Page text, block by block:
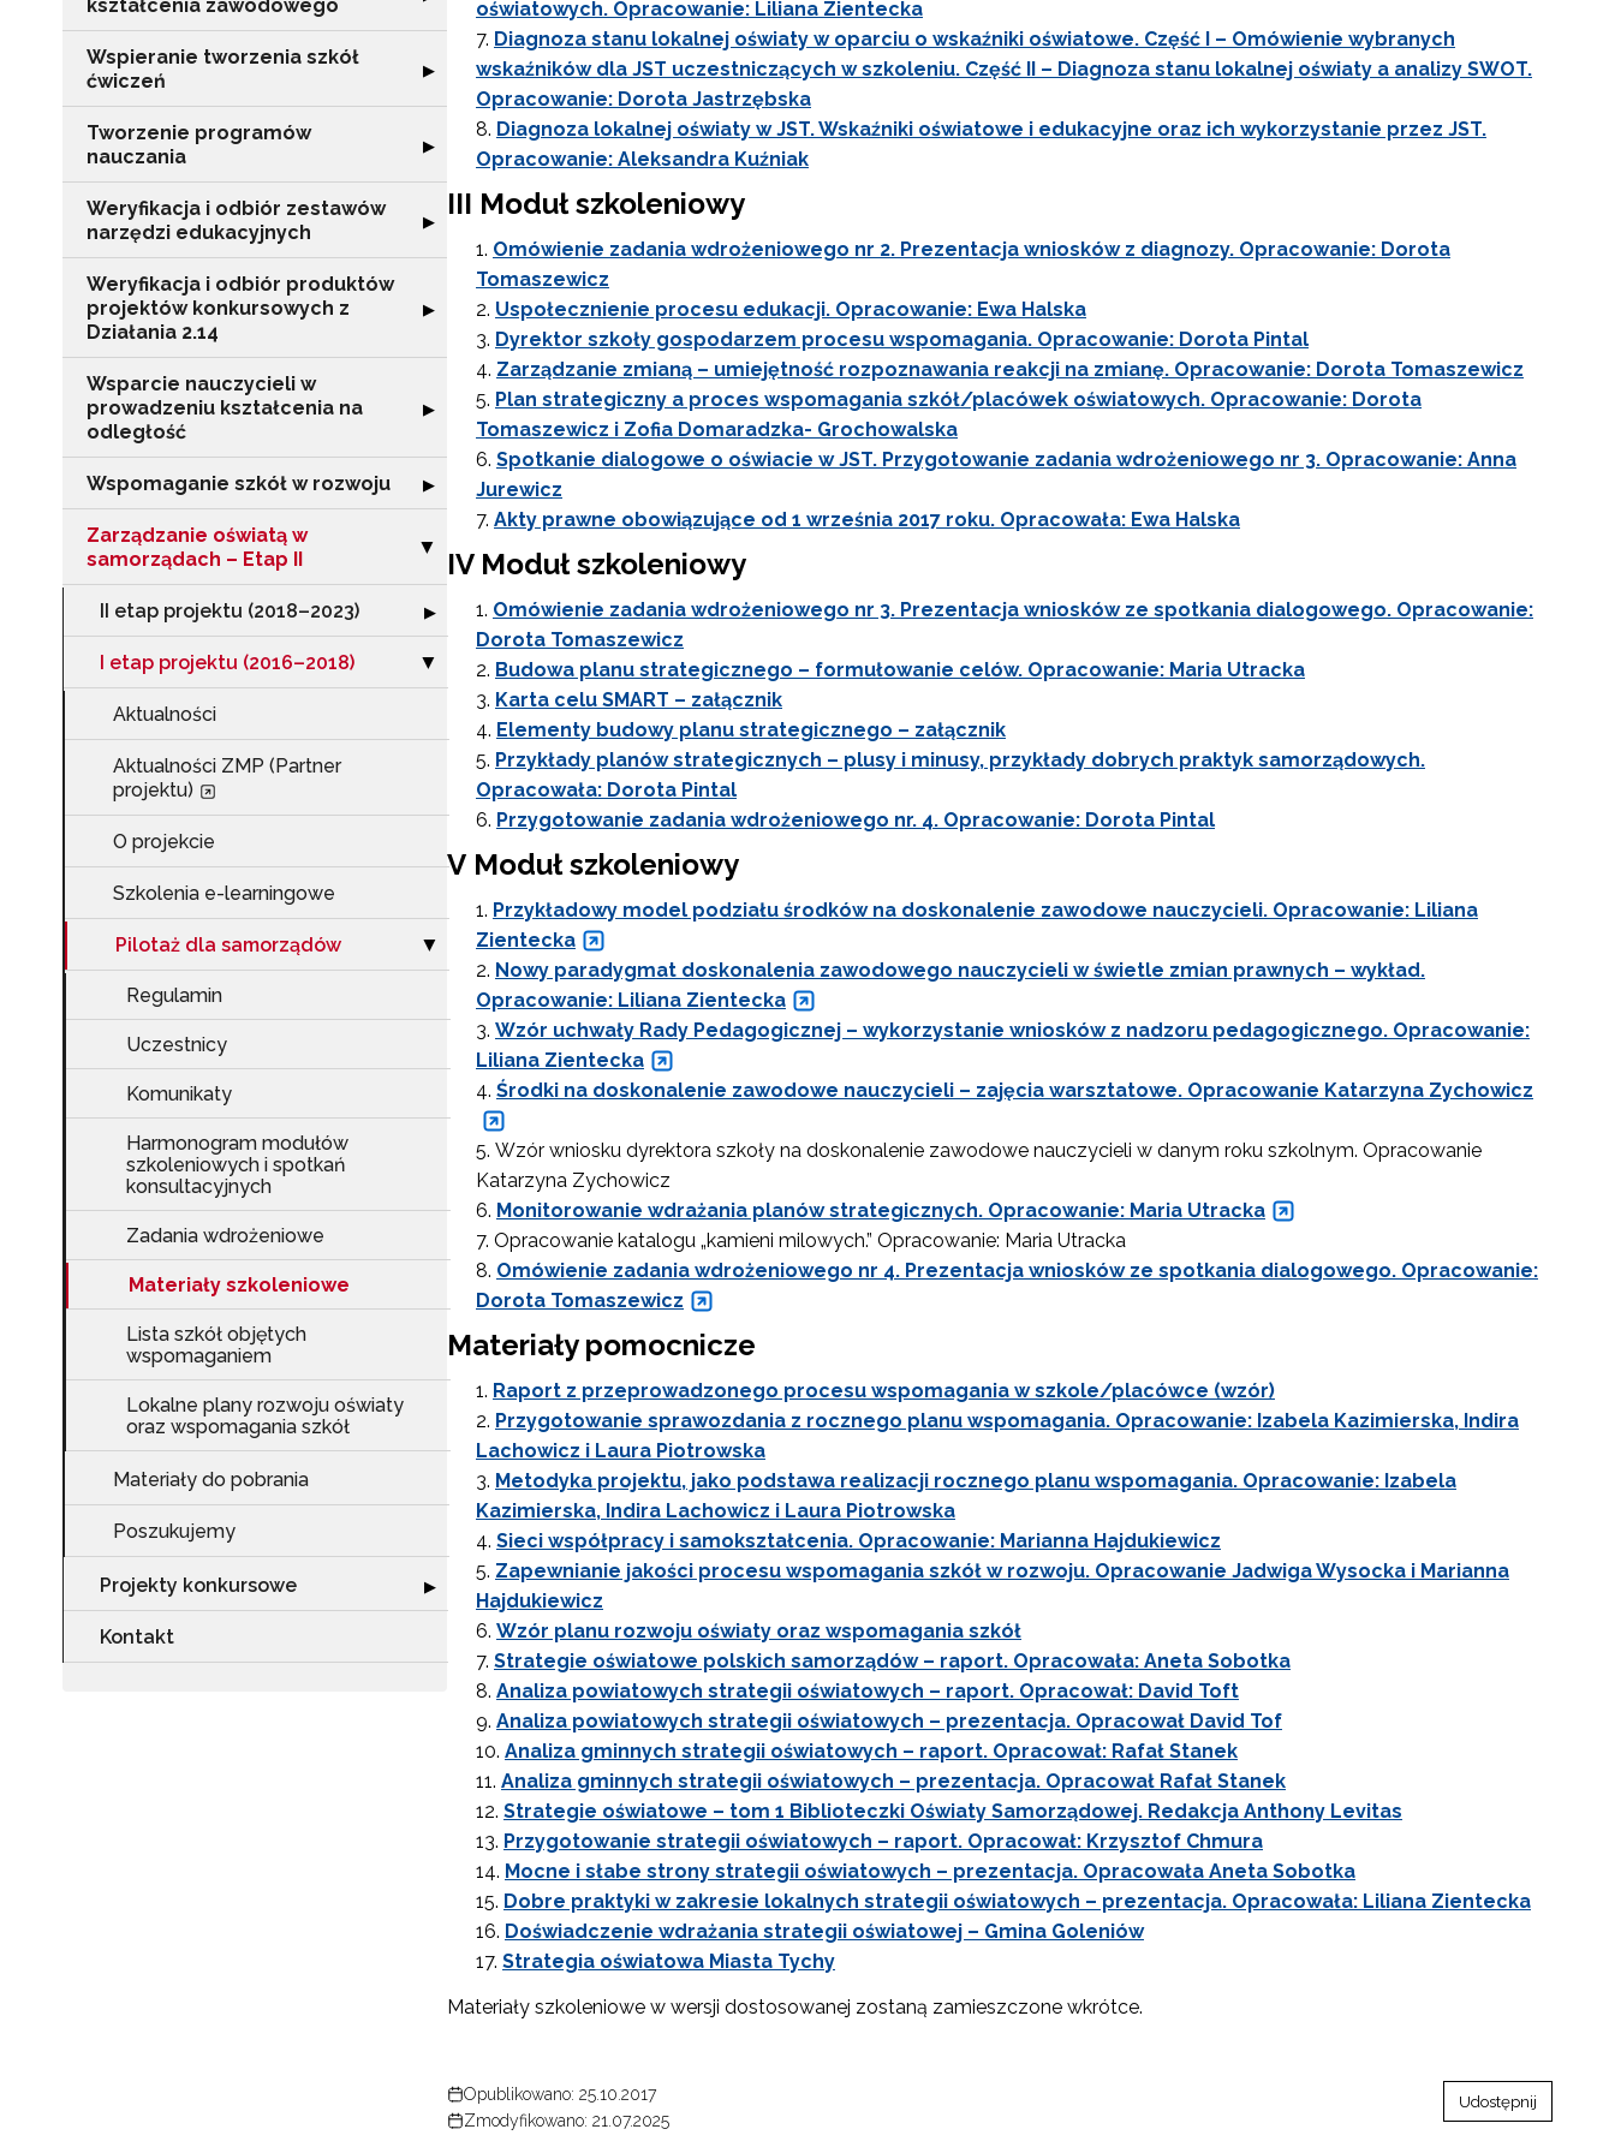
kształcenia zawodowego
Wspieranie tworzenia szkół
ćwiczeń
Rozwiń sekcję "Wspieranie tworzenia szkół ćwiczeń"
▶
Tworzenie programów
nauczania
Rozwiń sekcję "Tworzenie programów nauczania"
▶
Weryfikacja i odbiór zestawów
narzędzi edukacyjnych
Rozwiń sekcję "Weryfikacja i odbiór zestawów narzędzi edukacyjnych"
▶
Weryfikacja i odbiór produktów
projektów konkursowych z
Działania 2.14
Rozwiń sekcję "Weryfikacja i odbiór produktów projektów konkursowych z Działania 2.14"
▶
Wsparcie nauczycieli w
prowadzeniu kształcenia na
odległość
Rozwiń sekcję "Wsparcie nauczycieli w prowadzeniu kształcenia na odległość"
▶
Wspomaganie szkół w rozwoju Rozwiń sekcję "Wspomaganie szkół w rozwoju"
▶
Zarządzanie oświatą w
samorządach – Etap II
Zwiń sekcję "Zarządzanie oświatą w samorządach – Etap II"
▶
II etap projektu (2018–2023) Rozwiń sekcję "II etap projektu (2018–2023)"
▶
I etap projektu (2016–2018) Zwiń sekcję "I etap projektu (2016–2018)"
▶
Aktualności
Aktualności ZMP (Partner
projektu)
O projekcie
Szkolenia e-learningowe
Pilotaż dla samorządów Zwiń sekcję "Pilotaż dla samorządów"
▶
Regulamin
Uczestnicy
Komunikaty
Harmonogram modułów
szkoleniowych i spotkań
konsultacyjnych
Zadania wdrożeniowe
Materiały szkoleniowe
Lista szkół objętych
wspomaganiem
Lokalne plany rozwoju oświaty
oraz wspomagania szkół
Materiały do pobrania
Poszukujemy
Projekty konkursowe Rozwiń sekcję "Projekty konkursowe"
▶
Kontakt
oświatowych. Opracowanie: Liliana Zientecka
Diagnoza stanu lokalnej oświaty w oparciu o wskaźniki oświatowe. Część I – Omówienie wybranych
wskaźników dla JST uczestniczących w szkoleniu. Część II – Diagnoza stanu lokalnej oświaty a analizy SWOT.
Opracowanie: Dorota Jastrzębska
Diagnoza lokalnej oświaty w JST. Wskaźniki oświatowe i edukacyjne oraz ich wykorzystanie przez JST.
Opracowanie: Aleksandra Kuźniak
III Moduł szkoleniowy
Omówienie zadania wdrożeniowego nr 2. Prezentacja wniosków z diagnozy. Opracowanie: Dorota
Tomaszewicz
Uspołecznienie procesu edukacji. Opracowanie: Ewa Halska
Dyrektor szkoły gospodarzem procesu wspomagania. Opracowanie: Dorota Pintal
Zarządzanie zmianą – umiejętność rozpoznawania reakcji na zmianę. Opracowanie: Dorota Tomaszewicz
Plan strategiczny a proces wspomagania szkół/placówek oświatowych. Opracowanie: Dorota
Tomaszewicz i Zofia Domaradzka- Grochowalska
Spotkanie dialogowe o oświacie w JST. Przygotowanie zadania wdrożeniowego nr 3. Opracowanie: Anna
Jurewicz
Akty prawne obowiązujące od 1 września 2017 roku. Opracowała: Ewa Halska
IV Moduł szkoleniowy
Omówienie zadania wdrożeniowego nr 3. Prezentacja wniosków ze spotkania dialogowego. Opracowanie:
Dorota Tomaszewicz
Budowa planu strategicznego – formułowanie celów. Opracowanie: Maria Utracka
Karta celu SMART – załącznik
Elementy budowy planu strategicznego – załącznik
Przykłady planów strategicznych – plusy i minusy, przykłady dobrych praktyk samorządowych.
Opracowała: Dorota Pintal
Przygotowanie zadania wdrożeniowego nr. 4. Opracowanie: Dorota Pintal
V Moduł szkoleniowy
Przykładowy model podziału środków na doskonalenie zawodowe nauczycieli. Opracowanie: Liliana
Zientecka
Nowy paradygmat doskonalenia zawodowego nauczycieli w świetle zmian prawnych – wykład.
Opracowanie: Liliana Zientecka
Wzór uchwały Rady Pedagogicznej – wykorzystanie wniosków z nadzoru pedagogicznego. Opracowanie:
Liliana Zientecka
Środki na doskonalenie zawodowe nauczycieli – zajęcia warsztatowe. Opracowanie Katarzyna Zychowicz
Wzór wniosku dyrektora szkoły na doskonalenie zawodowe nauczycieli w danym roku szkolnym. Opracowanie
Katarzyna Zychowicz
Monitorowanie wdrażania planów strategicznych. Opracowanie: Maria Utracka
Opracowanie katalogu „kamieni milowych.” Opracowanie: Maria Utracka
Omówienie zadania wdrożeniowego nr 4. Prezentacja wniosków ze spotkania dialogowego. Opracowanie:
Dorota Tomaszewicz
Materiały pomocnicze
Raport z przeprowadzonego procesu wspomagania w szkole/placówce (wzór)
Przygotowanie sprawozdania z rocznego planu wspomagania. Opracowanie: Izabela Kazimierska, Indira
Lachowicz i Laura Piotrowska
Metodyka projektu, jako podstawa realizacji rocznego planu wspomagania. Opracowanie: Izabela
Kazimierska, Indira Lachowicz i Laura Piotrowska
Sieci współpracy i samokształcenia. Opracowanie: Marianna Hajdukiewicz
Zapewnianie jakości procesu wspomagania szkół w rozwoju. Opracowanie Jadwiga Wysocka i Marianna
Hajdukiewicz
Wzór planu rozwoju oświaty oraz wspomagania szkół
Strategie oświatowe polskich samorządów – raport. Opracowała: Aneta Sobotka
Analiza powiatowych strategii oświatowych – raport. Opracował: David Toft
Analiza powiatowych strategii oświatowych – prezentacja. Opracował David Tof
Analiza gminnych strategii oświatowych – raport. Opracował: Rafał Stanek
Analiza gminnych strategii oświatowych – prezentacja. Opracował Rafał Stanek
Strategie oświatowe – tom 1 Biblioteczki Oświaty Samorządowej. Redakcja Anthony Levitas
Przygotowanie strategii oświatowych – raport. Opracował: Krzysztof Chmura
Mocne i słabe strony strategii oświatowych – prezentacja. Opracowała Aneta Sobotka
Dobre praktyki w zakresie lokalnych strategii oświatowych – prezentacja. Opracowała: Liliana Zientecka
Doświadczenie wdrażania strategii oświatowej – Gmina Goleniów
Strategia oświatowa Miasta Tychy
Materiały szkoleniowe w wersji dostosowanej zostaną zamieszczone wkrótce.
Opublikowano: 25.10.2017
Zmodyfikowano: 21.07.2025
Udostępnij